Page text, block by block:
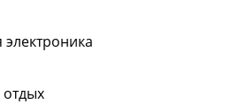
электроника